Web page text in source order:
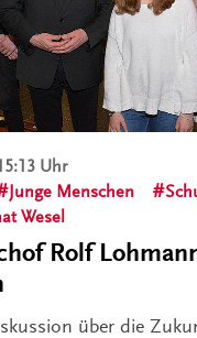
Uhr
Junge Menschen
Wesel
Rolf
über die